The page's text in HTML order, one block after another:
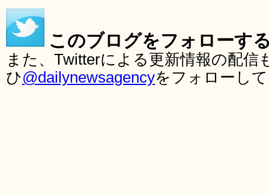
このブログをフォローす
また、Twitterによる更新情報の配
ひ@dailynewsagencyをフォローし